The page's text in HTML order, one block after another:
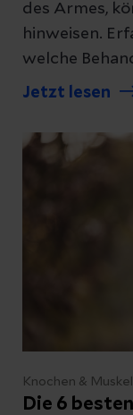
des Armes,
hinweisen.
welche
Jetzt lesen
Knochen &
Die 6